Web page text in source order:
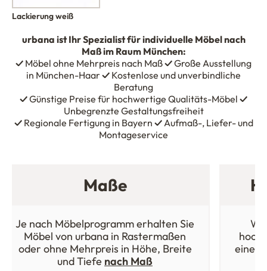
Lackierung weiß
urbana ist Ihr Spezialist für individuelle Möbel nach
Maß im Raum München:
✓ Möbel ohne Mehrpreis nach Maß✓Große Ausstellung
in München-Haar✓ Kostenlose und unverbindliche
Beratung
✓Günstige Preise für hochwertige Qualitäts-Möbel ✓
Unbegrenzte Gestaltungsfreiheit
✓Regionale Fertigung in Bayern ✓Aufmaß-, Liefer- und
Montageservice
Maße
Je nach Möbelprogramm erhalten Sie
Möbel von urbana in Rastermaßen
oder ohne Mehrpreis in Höhe, Breite
und Tiefe nach Maß
einer